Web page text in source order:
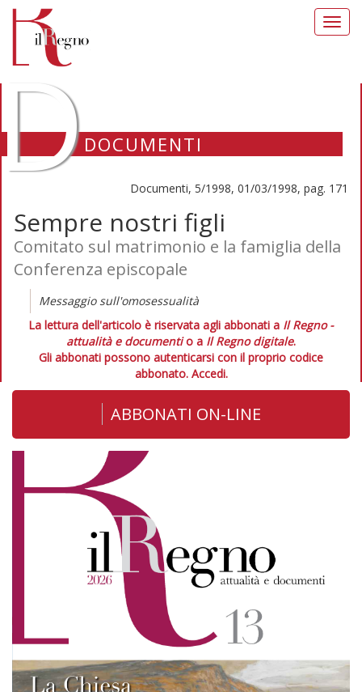
DOCUMENTI
Documenti, 5/1998, 01/03/1998, pag. 171
Sempre nostri figli
Comitato sul matrimonio e la famiglia della
Conferenza episcopale
Messaggio sull'omosessualità
La lettura dell'articolo è riservata agli abbonati a Il Regno -
attualità e documentio a Il Regno digitale.
Gli abbonati possono autenticarsi con il proprio codice
abbonato. Accedi.
ABBONATI ON-LINE